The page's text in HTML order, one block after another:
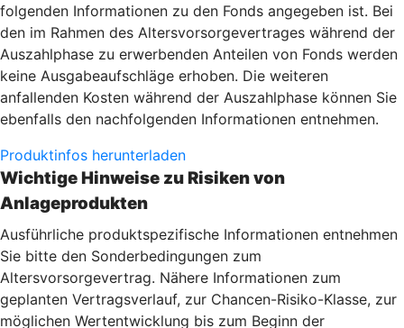
folgenden Informationen zu den Fonds angegeben ist. Bei
den im Rahmen des Altersvorsorgevertrages während der
Auszahlphase zu erwerbenden Anteilen von Fonds werden
keine Ausgabeaufschläge erhoben. Die weiteren
anfallenden Kosten während der Auszahlphase können Sie
ebenfalls den nachfolgenden Informationen entnehmen.
Produktinfos herunterladen
Wichtige Hinweise zu Risiken von
Anlageprodukten
Ausführliche produktspezifische Informationen entnehmen
Sie bitte den Sonderbedingungen zum
Altersvorsorgevertrag. Nähere Informationen zum
geplanten Vertragsverlauf, zur Chancen-Risiko-Klasse, zur
möglichen Wertentwicklung bis zum Beginn der